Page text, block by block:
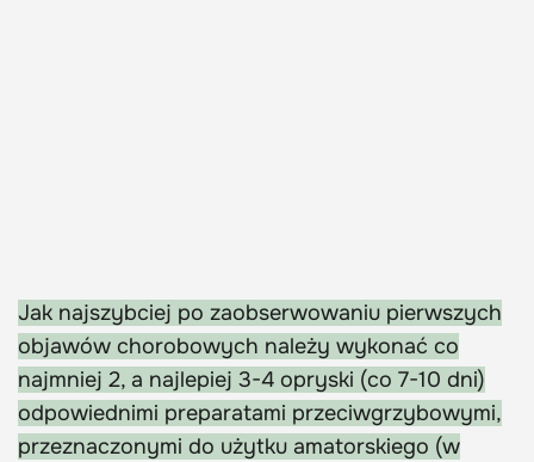
Jak najszybciej po zaobserwowaniu pierwszych
objawów chorobowych należy wykonać co
najmniej 2, a najlepiej 3-4 opryski (co 7-10 dni)
odpowiednimi preparatami przeciwgrzybowymi,
przeznaczonymi do użytku amatorskiego (w